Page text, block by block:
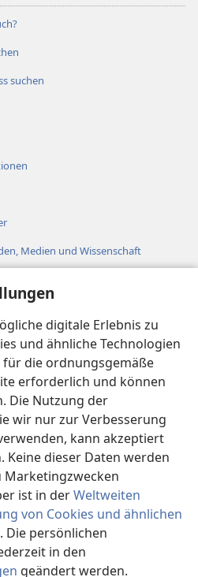
digitale Erlebnis zu
und ähnliche Technologien
für die ordnungsgemäße
erforderlich und können
Die Nutzung der
wir nur zur Verbesserung
kann akzeptiert
Keine dieser Daten werden
Marketingzwecken
ist in derWeltweiten
von Cookies und ähnlichen
Die persönlichen
in den
geändert werden.
suchen
Medien und Wissenschaft
and Tract Society of Pennsylvania.
DATENSCHUTZERKLÄRUNG